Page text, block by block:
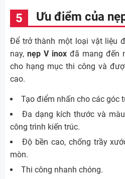
Ưu điểm của
Để trở thành một loại vật liệu
nay, nẹp V inox đã mang đến
cho hạng mục thi công và
cao.
Tạo điểm nhấn cho các góc
Đa dạng kích thước và
công trình kiến trúc.
Độ bền cao, chống trầy
mòn.
Thi công nhanh chóng.